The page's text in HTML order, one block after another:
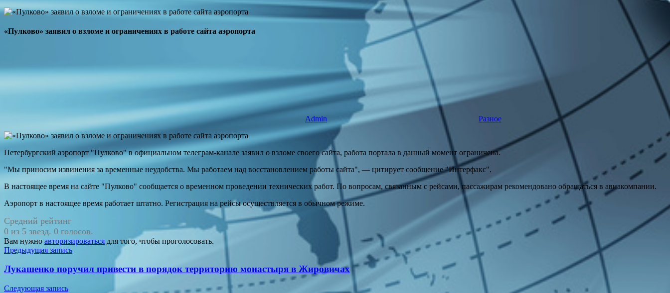
«Пулково» заявил о взломе и ограничениях в работе сайта аэропорта
Admin Разное
Петербургский аэропорт "Пулково" в официальном телеграм-канале заявил о взломе своего сайта, работа портала в данный момент ограничена.
"Мы приносим извинения за временные неудобства. Мы работаем над восстановлением работы сайта", — цитирует сообщение "Интерфакс".
В настоящее время на сайте "Пулково" сообщается о временном проведении технических работ. По вопросам, связанным с рейсами, пассажирам рекомендовано обращаться в авиакомпании.
Аэропорт в настоящее время работает штатно. Регистрация на рейсы осуществляется в обычном режиме.
Средний рейтинг
0 из 5 звезд. 0 голосов.
Вам нужно авторизироваться для того, чтобы проголосовать.
Навигация
по
записям
Предыдущая запись
Лукашенко поручил привести в порядок территорию монастыря в Жировичах
Следующая запись